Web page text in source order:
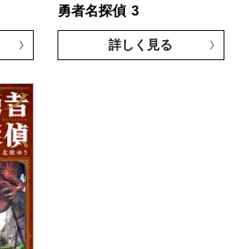
勇者名探偵 3
詳しく見る